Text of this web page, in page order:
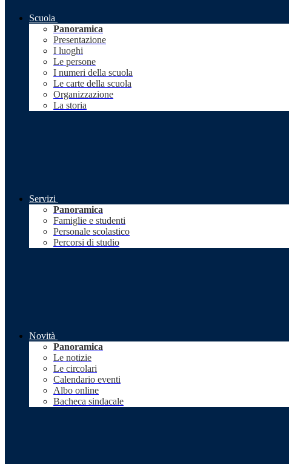
Scuola
Panoramica
Presentazione
I luoghi
Le persone
I numeri della scuola
Le carte della scuola
Organizzazione
La storia
Servizi
Panoramica
Famiglie e studenti
Personale scolastico
Percorsi di studio
Novità
Panoramica
Le notizie
Le circolari
Calendario eventi
Albo online
Bacheca sindacale